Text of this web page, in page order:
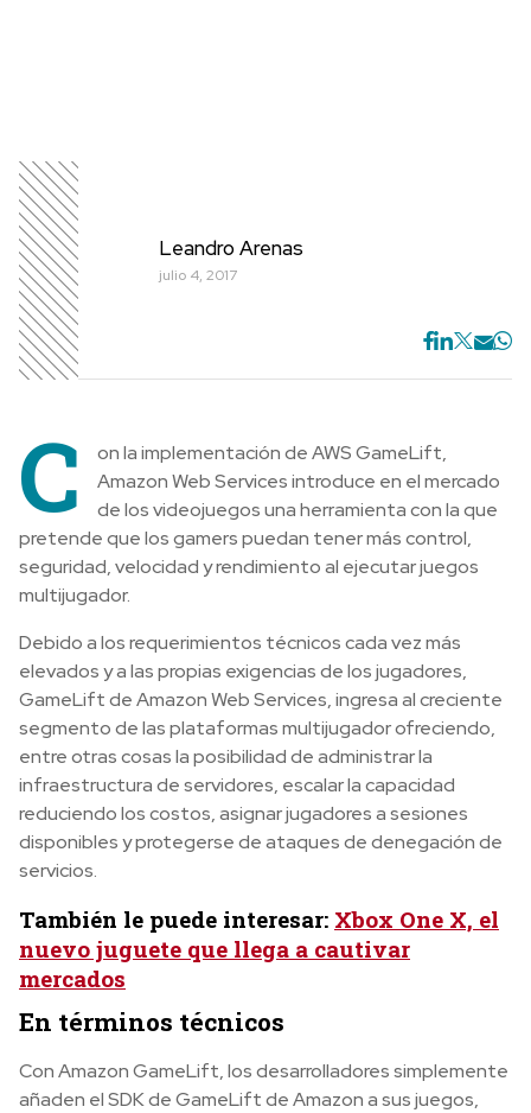
Leandro Arenas
julio 4, 2017
C
on la implementación de AWS GameLift,
Amazon Web Services introduce en el mercado
de los videojuegos una herramienta con la que
pretende que los gamers puedan tener más control,
seguridad, velocidad y rendimiento al ejecutar juegos
multijugador.
Debido a los requerimientos técnicos cada vez más
elevados y a las propias exigencias de los jugadores,
GameLift de Amazon Web Services, ingresa al creciente
segmento de las plataformas multijugador ofreciendo,
entre otras cosasla posibilidad de administrar la
infraestructura de servidores, escalar la capacidad
reduciendo los costos, asignar jugadores a sesiones
disponibles y protegerse de ataques de denegación de
servicios.
También le puede interesar: Xbox One X, el
nuevo juguete que llega a cautivar
mercados
En términos técnicos
Con Amazon GameLift, los desarrolladores simplemente
añaden el SDK de GameLift de Amazon a sus juegos,